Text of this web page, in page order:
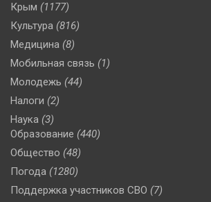
Крым (1177)
Культура (816)
Медицина (8)
Мобильная связь (1)
Молодежь (44)
Налоги (2)
Наука (3)
Образование (440)
Общество (48)
Погода (1280)
Поддержка участников СВО (7)